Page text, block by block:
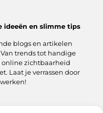
en slimme tips
blogs en artikelen
trends tot handige
online zichtbaarheid
Laat je verrassen door